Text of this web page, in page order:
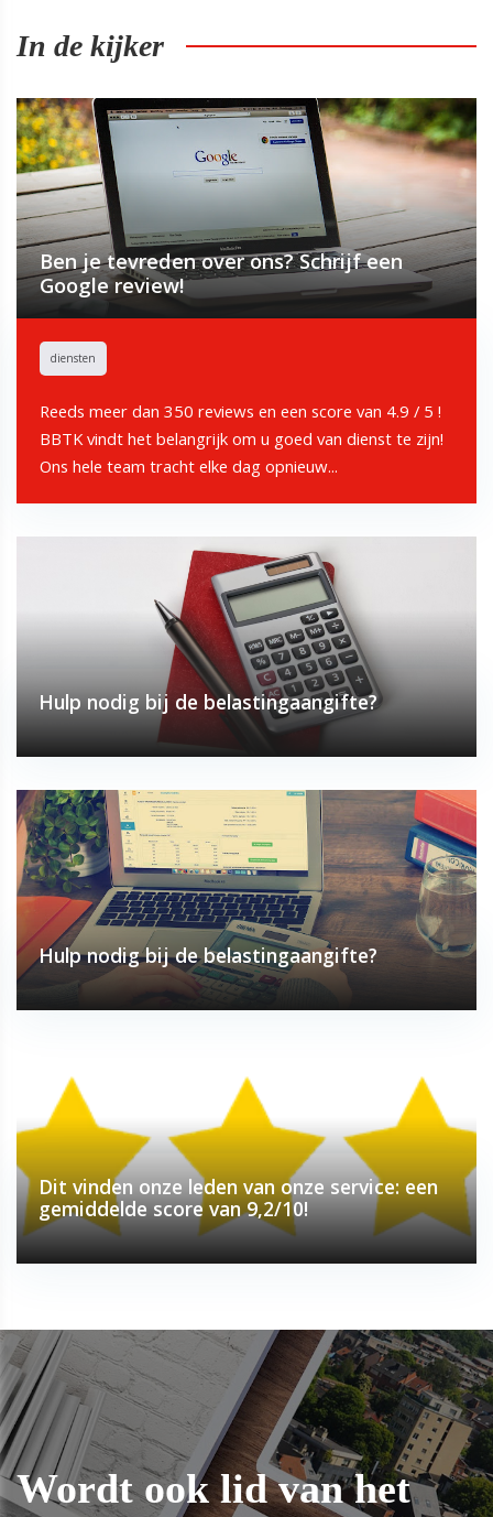
In de kijker
diensten
Ben je tevreden over ons? Schrijf een
Google review!
Reeds meer dan 350 reviews en een score van 4.9 / 5 !
BBTK vindt het belangrijk om u goed van dienst te zijn!
Ons hele team tracht elke dag opnieuw...
Hulp nodig bij de belastingaangifte?
Hulp nodig bij de belastingaangifte?
Dit vinden onze leden van onze service: een
gemiddelde score van 9,2/10!
Wordt ook lid van het